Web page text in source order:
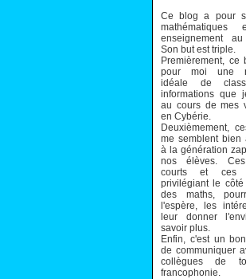
Ce blog a pour
mathématiques
enseignement
Son but est triple.
Premièrement, ce
pour moi une
idéale de
informations que
au cours de mes
en Cybérie.
Deuxièmement,
me semblent bien
à la génération
nos élèves.
courts et ces
privilégiant le côté
des maths,
l'espère, les
leur donner
savoir plus.
Enfin, c'est un
de communiquer
collègues de
francophonie.